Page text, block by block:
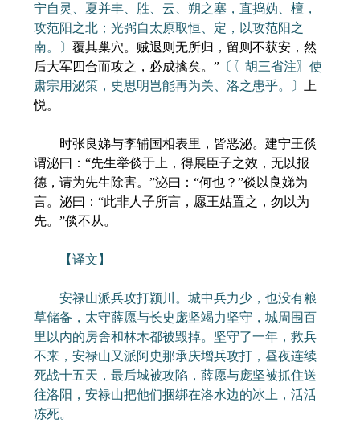
宁自灵、夏并丰、胜、云、朔之塞，直捣妫、檀，
攻范阳之北；光弼自太原取恒、定，以攻范阳之
南。〕 覆其巢穴。贼退则无所归，留则不获安，然
后大军四合而攻之，必成擒矣。” 〔〖胡三省注〗使
肃宗用泌策，史思明岂能再为关、洛之患乎。〕
上
悦。
时张良娣与李辅国相表里，皆恶泌。建宁王倓
谓泌曰：“先生举倓于上，得展臣子之效，无以报
德，请为先生除害。”泌曰：“何也？”倓以良娣为
言。泌曰：“此非人子所言，愿王姑置之，勿以为
先。”倓不从。
【译文】
安禄山派兵攻打颍川。城中兵力少，也没有粮
草储备，太守薛愿与长史庞坚竭力坚守，城周围百
里以内的房舍和林木都被毁掉。坚守了一年，救兵
不来，安禄山又派阿史那承庆增兵攻打，昼夜连续
死战十五天，最后城被攻陷，薛愿与庞坚被抓住送
往洛阳，安禄山把他们捆绑在洛水边的冰上，活活
冻死。